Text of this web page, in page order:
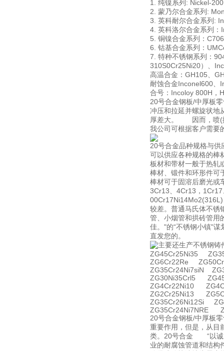
1. 纯镍系列: Nickel-
2. 蒙乃尔合金系列:
3. 英科耐尔合金系列:
4. 英科洛尔合金系列
5. 铜镍合金系列：
6. 钴基合金系列：
7. 特种不锈钢系列：
310S0Cr25Ni20）、
高温合金：GH105、
耐蚀合金Inconel600、
合号：Incoloy 800H，
20号合金钢板/中厚板
冲压和拉延并螺旋状地
厚差大。 因而，喷(抛
我公司可根据客户需要
20号合金品种规格与供
可以供应各种规格的棒
板材和带材一般于热轧
棒材、锻件和环形件可
棒材可于固溶后磨光
3Cr13、4Cr13，
较差。普通马氏体不锈
管、小烟管和拱砖管
佳。"的“不锈钢小镇"
直发您的。
主要还生产不锈钢铸
ZG45Cr25Ni35
ZG6Cr22Re
ZG35Cr24Ni7siN
ZG30Ni35Crl5
ZG4Cr22Ni10
ZG2Cr25Ni13
ZG35Cr26Ni12Si
ZG35Cr24Ni7NRE
20号合金钢板/中厚板
重要作用，但是，从目
类。20号合金 “以诚
业的耐腐蚀管道和结构